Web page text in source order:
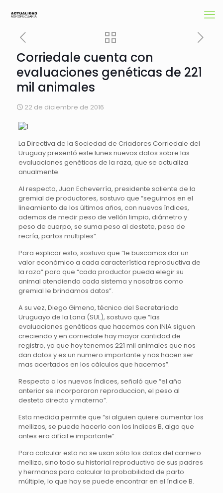
Corriedale cuenta con
evaluaciones genéticas de 221
mil animales
22 de diciembre de 2016
La Directiva de la Sociedad de Criadores Corriedale del
Uruguay presentó este lunes nuevos datos sobre las
evaluaciones genéticas de la raza, que se actualiza
anualmente.
Al respecto, Juan Echeverría, presidente saliente de la
gremial de productores, sostuvo que “seguimos en el
lineamiento de los últimos años, con nuevos índices,
ademas de medir peso de vellón limpio, diámetro y
peso de cuerpo, se suma peso al destete, peso de
recría, partos multiples”.
Para explicar esto, sostuvo que “le buscamos dar un
valor económico a cada característica reproductiva de
la raza” para que “cada productor pueda elegir su
animal atendiendo cada sistema y nosotros como
gremial le brindamos datos”.
A su vez, Diego Gimeno, técnico del Secretariado
Uruguayo de la Lana (SUL), sostuvo que “las
evaluaciones genéticas que hacemos con INIA siguen
creciendo y en corriedale hay mayor cantidad de
registro, ya que hoy tenemos 221 mil animales que nos
dan datos y es un numero importante y nos hacen ser
mas acertados en los cálculos que hacemos”.
Respecto a los nuevos índices, señaló que “el año
anterior se incorporaron reproduccion, el peso al
desteto directo y materno”.
Esta medida permite que “si alguien quiere aumentar los
mellizos, se puede hacerlo con los Indices B, algo que
antes era difícil e importante”.
Para calcular esto no se usan sólo los datos del carnero
mellizo, sino todo su historial reproductivo de sus padres
y hermanos para calcular la probabilidad de parto
múltiple, lo que hoy se puede encontrar en el índice B.